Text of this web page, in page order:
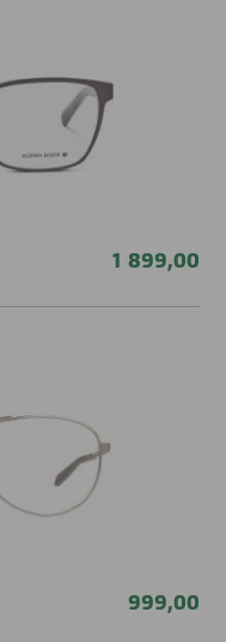
1 899,00
999,00